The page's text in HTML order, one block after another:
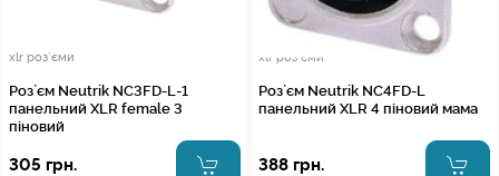
xlr роз`єми
Роз`єм Neutrik NC3FD-L-1
панельний XLR female 3
піновий
305 грн.
xlr роз`єми
Роз`єм Neutrik NC4FD-L
панельний XLR 4 піновий мама
388 грн.